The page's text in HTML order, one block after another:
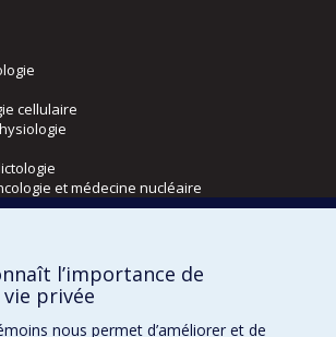
cellulaire
et médecine nucléaire
de l’activité physique
l’importance de
privée
nous permet d’améliorer et de